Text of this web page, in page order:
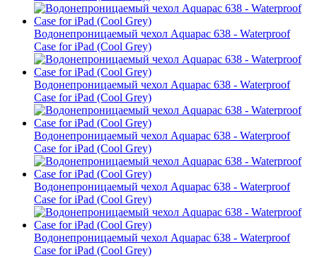
Водонепроницаемый чехол Aquapac 638 - Waterproof
Case for iPad (Cool Grey)
Водонепроницаемый чехол Aquapac 638 - Waterproof
Case for iPad (Cool Grey)
Водонепроницаемый чехол Aquapac 638 - Waterproof
Case for iPad (Cool Grey)
Водонепроницаемый чехол Aquapac 638 - Waterproof
Case for iPad (Cool Grey)
Водонепроницаемый чехол Aquapac 638 - Waterproof
Case for iPad (Cool Grey)